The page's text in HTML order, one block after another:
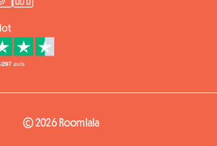
© 2026 Roomlala